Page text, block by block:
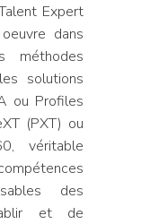
Expert
dans
méthodes
solutions
ou Profiles
(PXT) ou
véritable
des
et de